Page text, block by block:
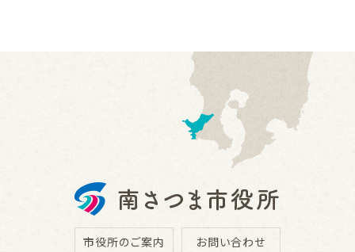
市役所のご案内 お問い合わせ